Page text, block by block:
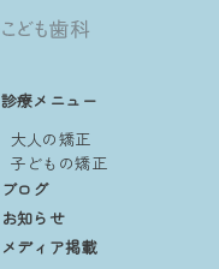
診療メニュー
大人の矯正
子どもの矯正
ブログ
お知らせ
メディア掲載